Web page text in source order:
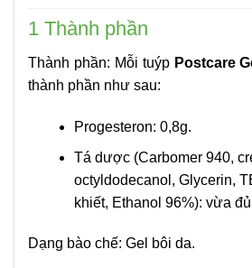
1 Thành phần
Thành phần: Mỗi tuýp Postcare
thành phần như sau:
Progesteron: 0,8g.
Tá dược (Carbomer 940,
octyldodecanol, Glycerin,
khiết, Ethanol 96%): vừa
Dạng bào chế: Gel bôi da.